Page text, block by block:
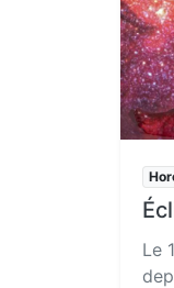
Le